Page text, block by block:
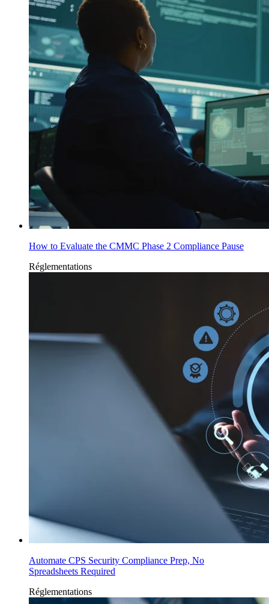
How to Evaluate the CMMC Phase 2 Compliance Pause
Réglementations
Automate CPS Security Compliance Prep, No
Spreadsheets Required
Réglementations